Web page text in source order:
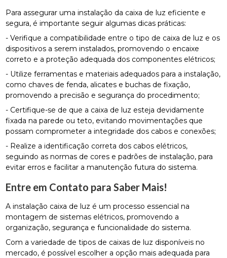
Para assegurar uma instalação da caixa de luz eficiente e
segura, é importante seguir algumas dicas práticas:
- Verifique a compatibilidade entre o tipo de caixa de luz e os
dispositivos a serem instalados, promovendo o encaixe
correto e a proteção adequada dos componentes elétricos;
- Utilize ferramentas e materiais adequados para a instalação,
como chaves de fenda, alicates e buchas de fixação,
promovendo a precisão e segurança do procedimento;
- Certifique-se de que a caixa de luz esteja devidamente
fixada na parede ou teto, evitando movimentações que
possam comprometer a integridade dos cabos e conexões;
- Realize a identificação correta dos cabos elétricos,
seguindo as normas de cores e padrões de instalação, para
evitar erros e facilitar a manutenção futura do sistema.
Entre em Contato para Saber Mais!
A instalação caixa de luz é um processo essencial na
montagem de sistemas elétricos, promovendo a
organização, segurança e funcionalidade do sistema.
Com a variedade de tipos de caixas de luz disponíveis no
mercado, é possível escolher a opção mais adequada para